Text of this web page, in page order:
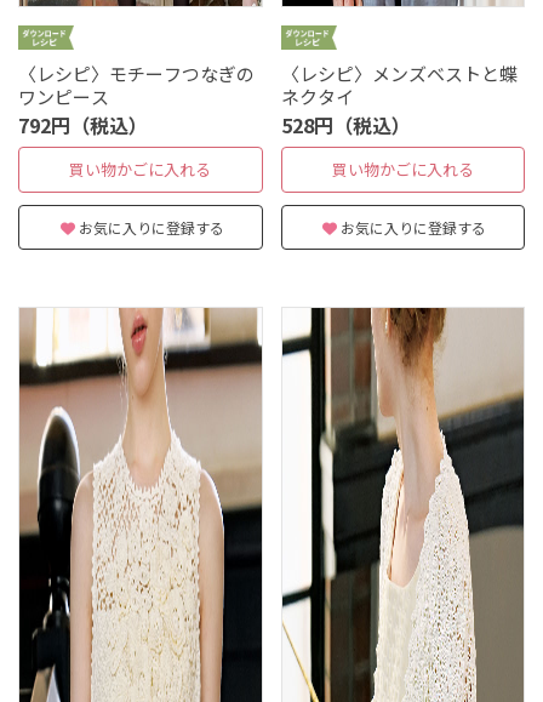
〈レシピ〉モチーフつなぎの
ワンピース
792円（税込）
買い物かごに入れる
お気に入りに登録する
〈レシピ〉メンズベストと蝶
ネクタイ
528円（税込）
買い物かごに入れる
お気に入りに登録する